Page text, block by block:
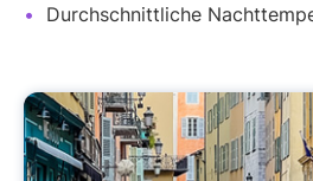
Durchschnittliche